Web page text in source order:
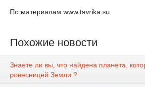
По материалам www.tavrika.su
Похожие новости
Знаете ли вы, что найдена планета,
ровесницей Земли ?